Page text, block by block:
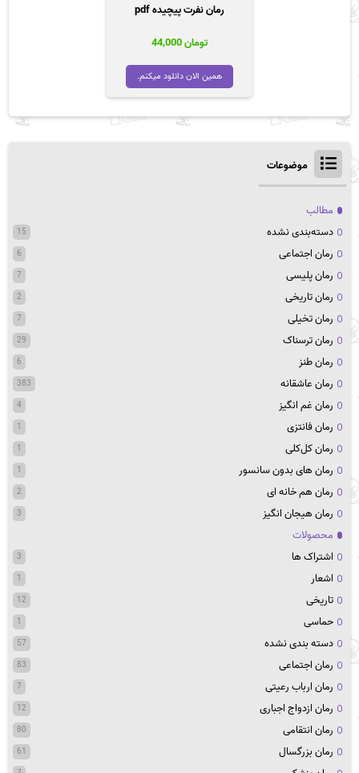
رمان نفرت پیچیده pdf
تومان
همین الان دانلود میکنم.
موضوعات
مطالب
دسته‌بندی نشده
15
رمان اجتماعی 6
رمان پلیسی 7
رمان تاریخی 2
رمان تخیلی 7
رمان ترسناک 29
رمان طنز 6
رمان عاشقانه 383
رمان غم انگیز 4
رمان فانتزی 1
رمان کل‌کلی 1
رمان های بدون سانسور 1
رمان هم خانه ای 2
رمان هیجان انگیز 3
محصولات
اشتراک ها
3
اشعار 1
تاریخی 12
حماسی 1
دسته بندی نشده 57
رمان اجتماعی 83
رمان ارباب رعیتی 7
رمان ازدواج اجباری 12
رمان انتقامی 80
رمان بزرگسال 61